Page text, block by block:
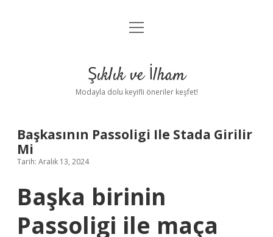
Anasayfa
Yasal Uyarı
menüyü
Şıklık ve İlham
Modayla dolu keyifli öneriler keşfet!
Başkasının Passoligi Ile Stada Girilir
Mi
Tarih: Aralık 13, 2024
Başka birinin
Passoligi ile maça